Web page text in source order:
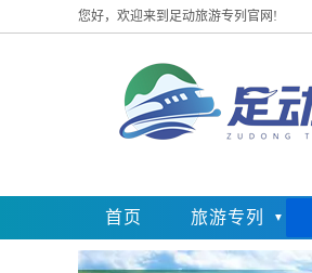
您好，欢迎来到足动旅游专列官网!
首页 旅游专列